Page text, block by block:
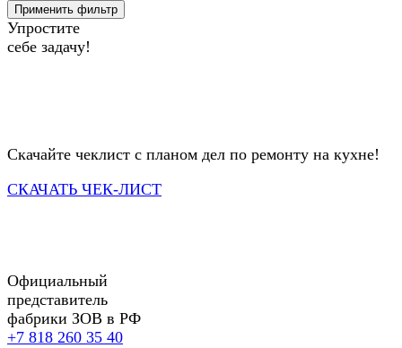
Применить фильтр
Упростите
себе задачу!
Скачайте чеклист с планом дел по ремонту на кухне!
СКАЧАТЬ ЧЕК-ЛИСТ
Официальный
представитель
фабрики ЗОВ в РФ
+7 818 260 35 40